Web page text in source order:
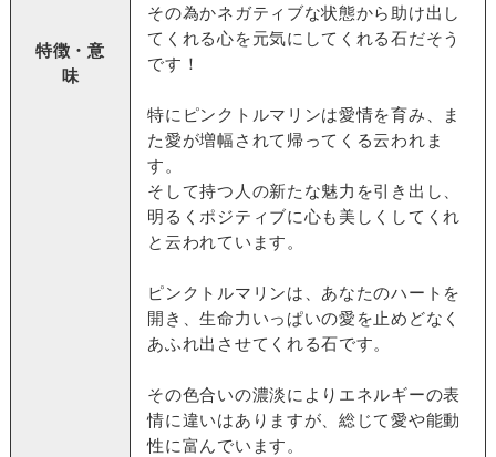
特徴・意
味
その為かネガティブな状態から助け出し
てくれる心を元気にしてくれる石だそう
です！
特にピンクトルマリンは愛情を育み、ま
た愛が増幅されて帰ってくる云われま
す。
そして持つ人の新たな魅力を引き出し、
明るくポジティブに心も美しくしてくれ
と云われています。
ピンクトルマリンは、あなたのハートを
開き、生命力いっぱいの愛を止めどなく
あふれ出させてくれる石です。
その色合いの濃淡によりエネルギーの表
情に違いはありますが、総じて愛や能動
性に富んでいます。